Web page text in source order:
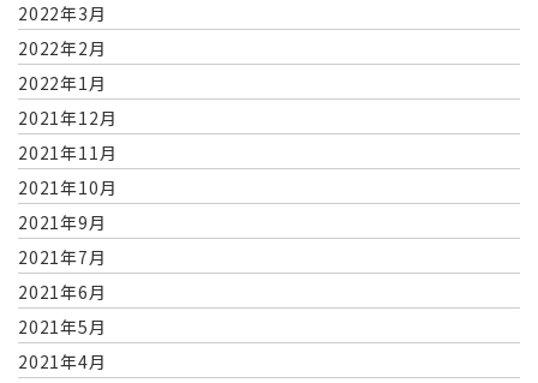
2022年3月
2022年2月
2022年1月
2021年12月
2021年11月
2021年10月
2021年9月
2021年7月
2021年6月
2021年5月
2021年4月